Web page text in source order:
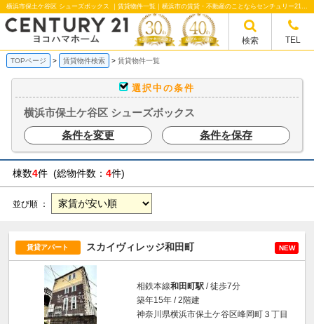
横浜市保土ケ谷区 シューズボックス ｜賃貸物件一覧｜横浜市の賃貸・不動産のことならセンチュリー21ヨコハマホームへ！横浜市の賃貸仲介や不動産売却・買取、不動産管理など不動産のことならなんでもご相談ください。
検索 TEL
TOPページ 賃貸物件検索 賃貸物件一覧
選択中の条件
横浜市保土ケ谷区 シューズボックス
条件を変更
条件を保存
棟数4件 (総物件数： 4件)
並び順 ：
賃貸アパート スカイヴィレッジ和田町 NEW
相鉄本線和田町駅 / 徒歩7分
築年15年 / 2階建
神奈川県横浜市保土ケ谷区峰岡町３丁目